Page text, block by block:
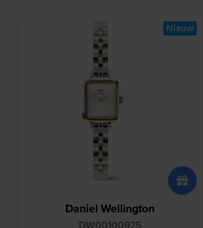
Daniel Wellington
Nieuw